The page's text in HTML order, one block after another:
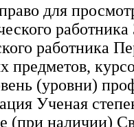
для
работника
работника
предметов,
(уровни)
Ученая
(при наличии)